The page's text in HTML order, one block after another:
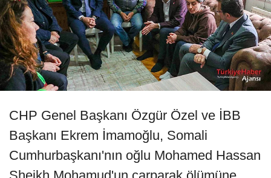
CHP Genel Başkanı Özgür Özel ve İBB
Başkanı Ekrem İmamoğlu, Somali
Cumhurbaşkanı'nın oğlu Mohamed Hassan